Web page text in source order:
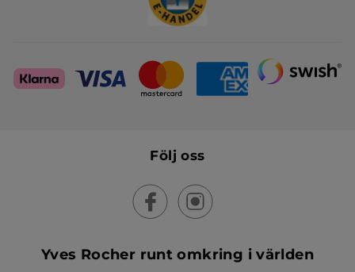
Följ oss
Yves Rocher runt omkring i världen